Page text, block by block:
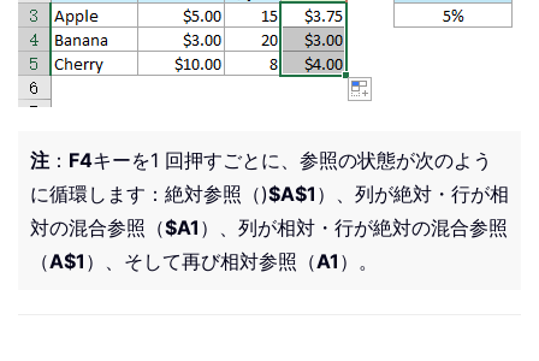
注 ： F4キーを1 回押すごとに、参照の状態が次のよう
に循環します：絶対参照（)$A$1 ）、列が絶対・行が相
対の混合参照（$A1 ）、列が相対・行が絶対の混合参照
（A$1 ）、そして再び相対参照（A1 ）。